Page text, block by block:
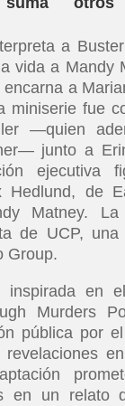
a
vida a Mandy
a
miniserie fue
—quien
junto a
ejecutiva
Hedlund, de
Matney. La
de UCP, una
Group.
inspirada en
Murders
pública por
en un relato